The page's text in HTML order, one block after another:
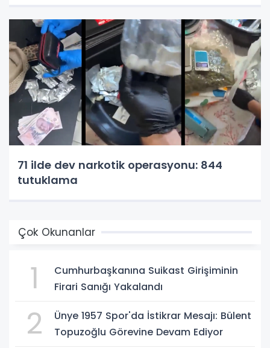
71 ilde dev narkotik operasyonu: 844
tutuklama
Çok Okunanlar
1
Cumhurbaşkanına Suikast Girişiminin
Firari Sanığı Yakalandı
2
Ünye 1957 Spor'da İstikrar Mesajı: Bülent
Topuzoğlu Görevine Devam Ediyor